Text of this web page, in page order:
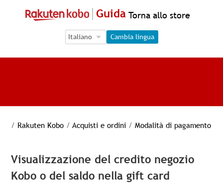
Guida Torna allo store
Language Selection
Language Selection
Cambia lingua
/ Rakuten Kobo / Acquisti e ordini / Modalità di pagamento
Visualizzazione del credito negozio
Kobo o del saldo nella gift card